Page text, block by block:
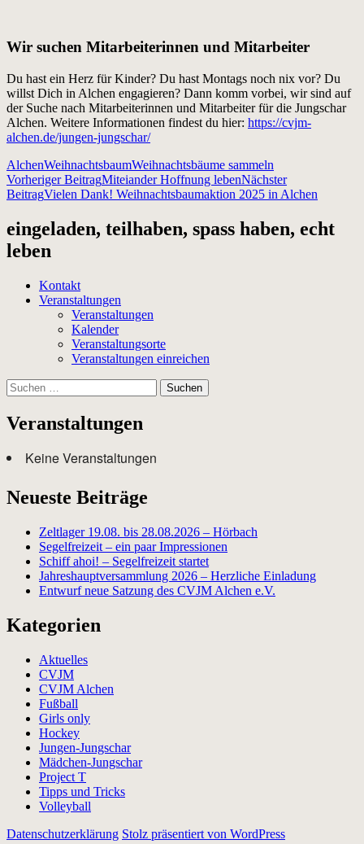
Wir suchen Mitarbeiterinnen und Mitarbeiter
Du hast ein Herz für Kinder? Du hast Montags noch nix vor? Du
willst Dich in Alchen engagieren? Dann komm vorbei, wir sind auf
der Suche nach Mitarbeiterinnen und Mitarbeiter für die Jungschar
Alchen. Weitere Informationen findest du hier: https://cvjm-
alchen.de/jungen-jungschar/
AlchenWeihnachtsbaumWeihnachtsbäume sammeln
Beitragsnavigation
Vorheriger BeitragMiteiander Hoffnung lebenNächster
BeitragVielen Dank! Weihnachtsbaumaktion 2025 in Alchen
eingeladen, teilhaben, spass haben, echt
leben
Kontakt
Veranstaltungen
Veranstaltungen
Kalender
Veranstaltungsorte
Veranstaltungen einreichen
Suchen
nach:
Veranstaltungen
Keine Veranstaltungen
Neueste Beiträge
Zeltlager 19.08. bis 28.08.2026 – Hörbach
Segelfreizeit – ein paar Impressionen
Schiff ahoi! – Segelfreizeit startet
Jahreshauptversammlung 2026 – Herzliche Einladung
Entwurf neue Satzung des CVJM Alchen e.V.
Kategorien
Aktuelles
CVJM
CVJM Alchen
Fußball
Girls only
Hockey
Jungen-Jungschar
Mädchen-Jungschar
Project T
Tipps und Tricks
Volleyball
Datenschutzerklärung Stolz präsentiert von WordPress